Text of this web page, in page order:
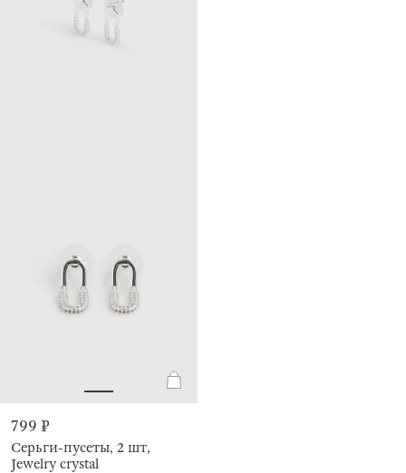
799 ₽
Серьги-пусеты, 2 шт,
Jewelry crystal